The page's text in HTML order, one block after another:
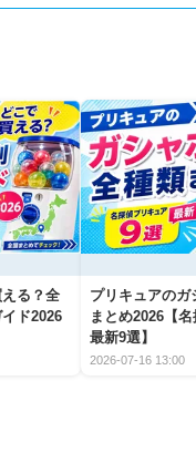
る？全
ド2026
プリキュアのガ
まとめ2026【
最新9選】
2026-07-16 13:00